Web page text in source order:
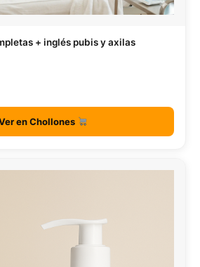
+ inglés pubis y axilas
en Chollones